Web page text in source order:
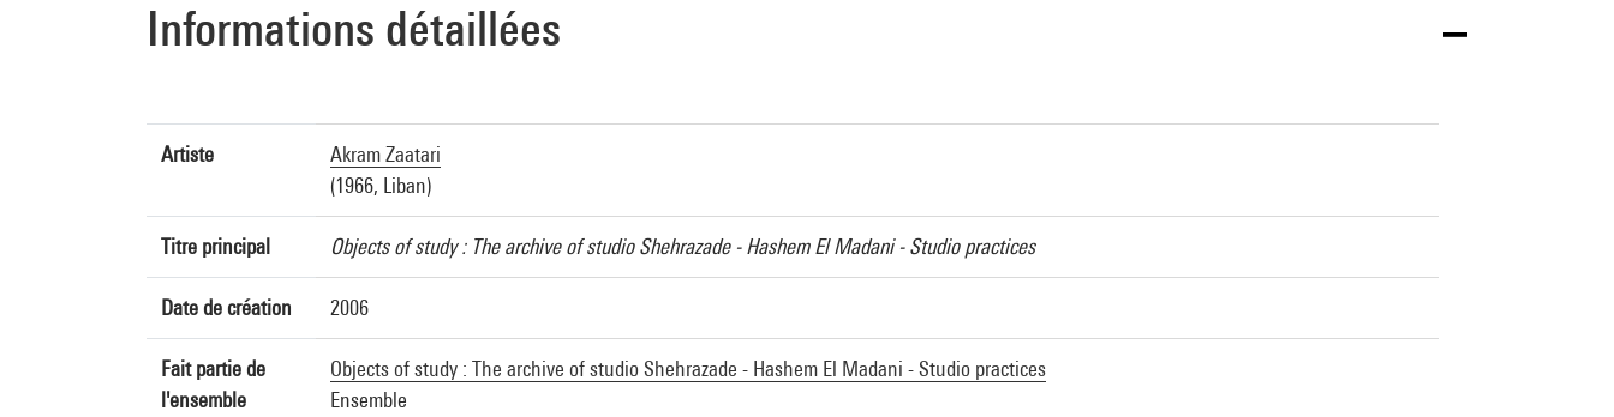
Informations détaillées
Artiste
Akram Zaatari
(1966, Liban)
Titre principal Objects of study : The archive of studio Shehrazade - Hashem El Madani - Studio practices
Date de création 2006
Fait partie de
l'ensemble
Objects of study : The archive of studio Shehrazade - Hashem El Madani - Studio practices
Ensemble